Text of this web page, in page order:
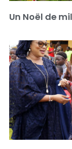
Un Noël de